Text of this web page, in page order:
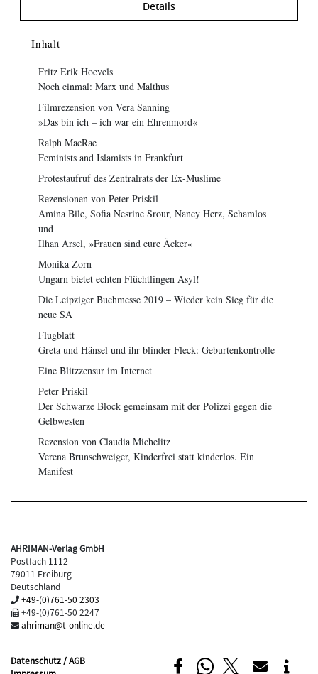
Details
Inhalt
Fritz Erik Hoevels
Noch einmal: Marx und Malthus
Filmrezension von Vera Sanning
»Das bin ich – ich war ein Ehrenmord«
Ralph MacRae
Feminists and Islamists in Frankfurt
Protestaufruf des Zentralrats der Ex-Muslime
Rezensionen von Peter Priskil
Amina Bile, Sofia Nesrine Srour, Nancy Herz, Schamlos
und
Ilhan Arsel, »Frauen sind eure Äcker«
Monika Zorn
Ungarn bietet echten Flüchtlingen Asyl!
Die Leipziger Buchmesse 2019 – Wieder kein Sieg für die
neue SA
Flugblatt
Greta und Hänsel und ihr blinder Fleck: Geburtenkontrolle
Eine Blitzzensur im Internet
Peter Priskil
Der Schwarze Block gemeinsam mit der Polizei gegen die
Gelbwesten
Rezension von Claudia Michelitz
Verena Brunschweiger, Kinderfrei statt kinderlos. Ein
Manifest
AHRIMAN-Verlag GmbH
Postfach 1112
79011 Freiburg
Deutschland
+49-(0)761-50 2303
+49-(0)761-50 2247
ahriman@t-online.de
Datenschutz / AGB